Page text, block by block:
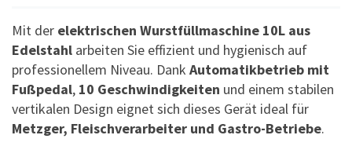
Mit der elektrischen Wurstfüllmaschine 10L aus
Edelstahl arbeiten Sie effizient und hygienisch auf
professionellem Niveau. Dank Automatikbetrieb mit
Fußpedal, 10 Geschwindigkeiten und einem stabilen
vertikalen Design eignet sich dieses Gerät ideal für
Metzger, Fleischverarbeiter und Gastro-Betriebe.